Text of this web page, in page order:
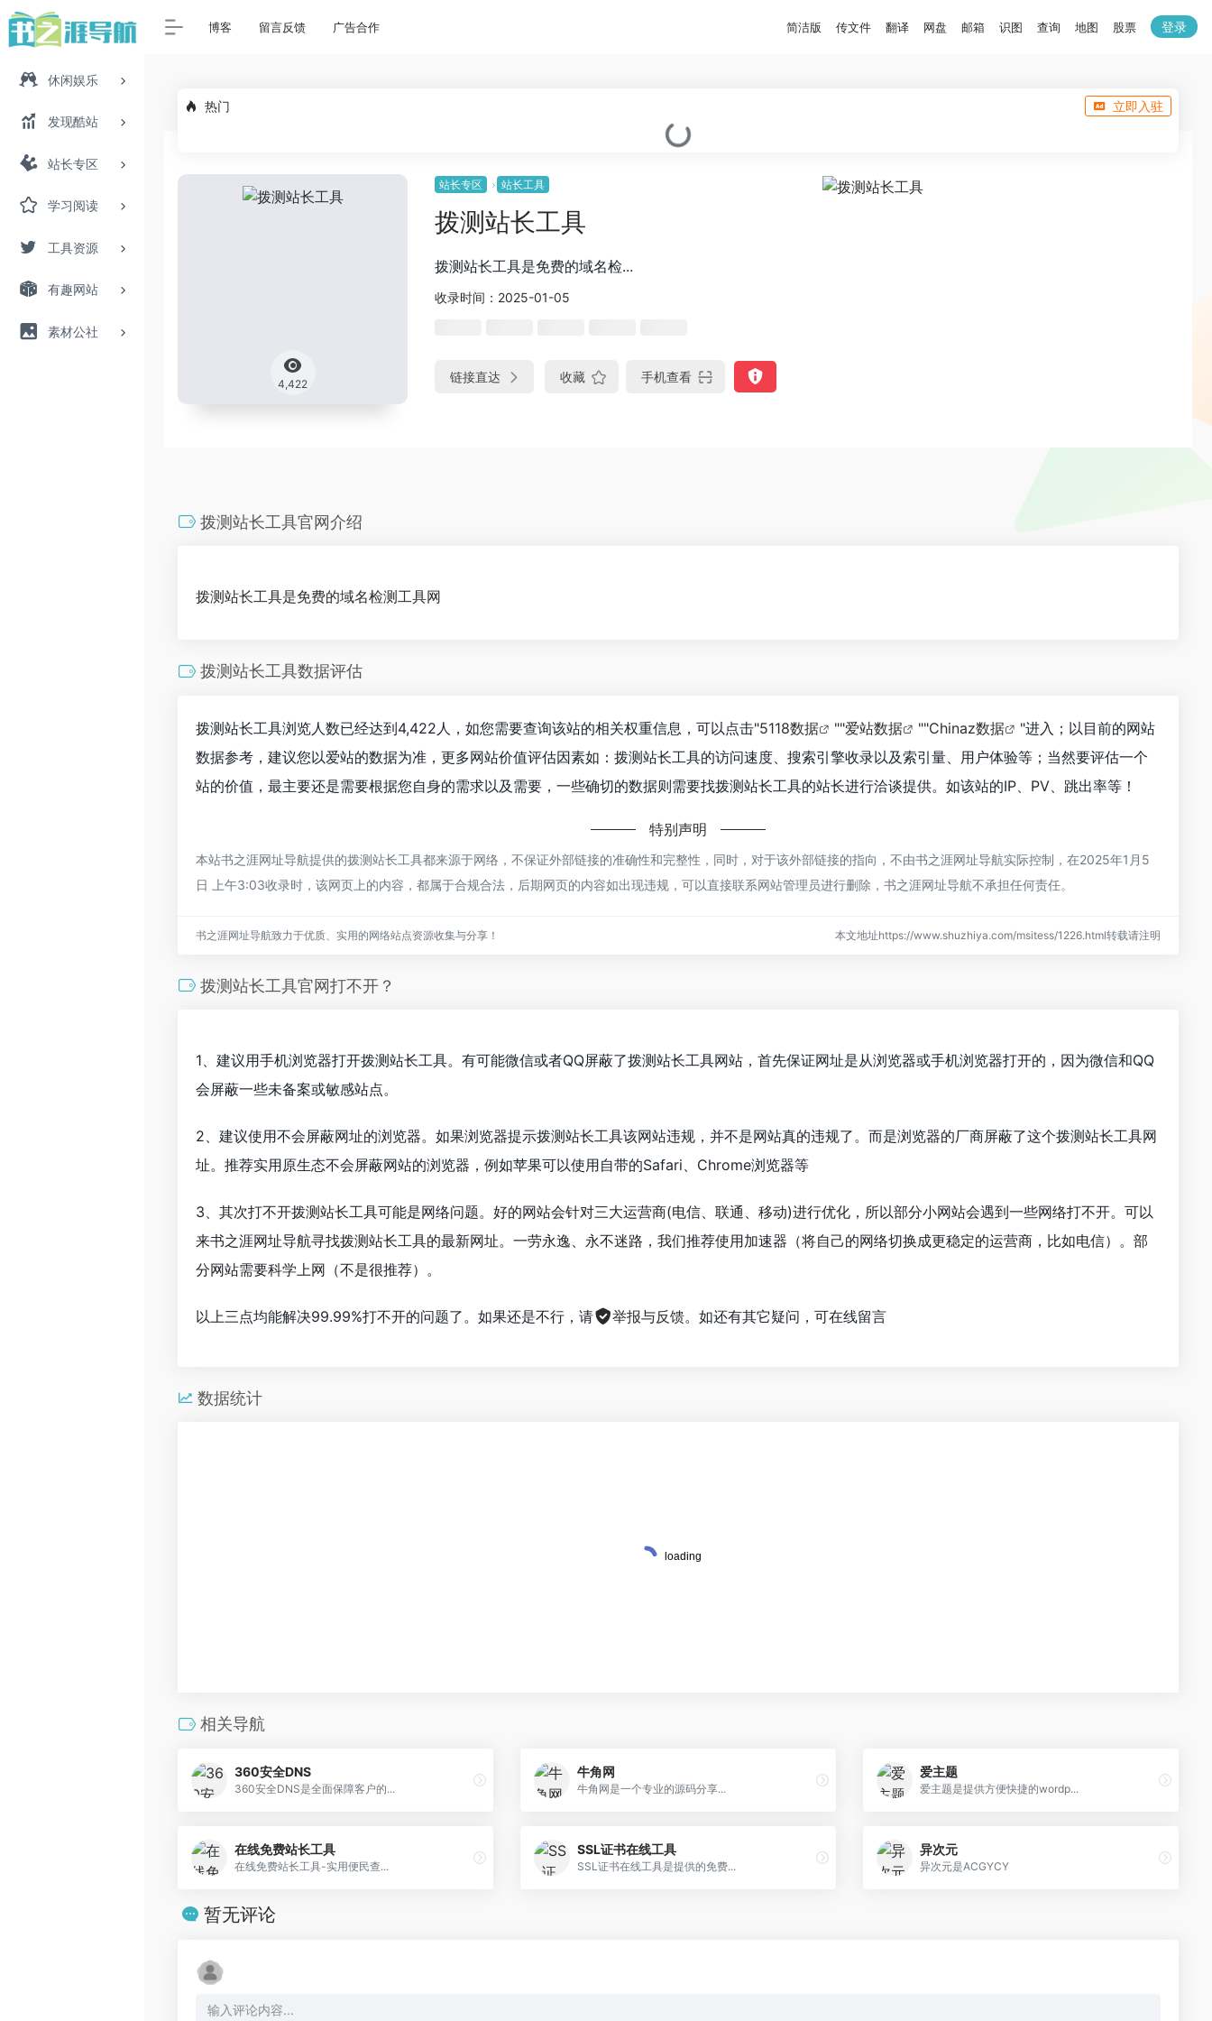
休闲娱乐
发现酷站
站长专区
学习阅读
工具资源
有趣网站
素材公社
博客 留言反馈 广告合作 简洁版 传文件 翻译 网盘 邮箱 识图 查询 地图 股票 登录
热门 立即入驻
4,422
站长专区 站长工具
拨测站长工具
拨测站长工具是免费的域名检...
收录时间：2025-01-05
链接直达 收藏 手机查看
拨测站长工具官网介绍
拨测站长工具是免费的域名检测工具网
拨测站长工具数据评估
拨测站长工具浏览人数已经达到4,422人，如您需要查询该站的相关权重信息，可以点击"5118数据 ""爱站数据 ""Chinaz数据
"进入；以目前的网站
数据参考，建议您以爱站的数据为准，更多网站价值评估因素如：拨测站长工具的访问速度、搜索引擎收录以及索引量、用户体验等；当然要评估一个
站的价值，最主要还是需要根据您自身的需求以及需要，一些确切的数据则需要找拨测站长工具的站长进行洽谈提供。如该站的IP、PV、跳出率等！
特别声明
本站书之涯网址导航提供的拨测站长工具都来源于网络，不保证外部链接的准确性和完整性，同时，对于该外部链接的指向，不由书之涯网址导航实际控制，在2025年1月5
日 上午3:03收录时，该网页上的内容，都属于合规合法，后期网页的内容如出现违规，可以直接联系网站管理员进行删除，书之涯网址导航不承担任何责任。
书之涯网址导航致力于优质、实用的网络站点资源收集与分享！ 本文地址https://www.shuzhiya.com/msitess/1226.html转载请注明
拨测站长工具官网打不开？
1、建议用手机浏览器打开拨测站长工具。有可能微信或者QQ屏蔽了拨测站长工具网站，首先保证网址是从浏览器或手机浏览器打开的，因为微信和QQ
会屏蔽一些未备案或敏感站点。
2、建议使用不会屏蔽网址的浏览器。如果浏览器提示拨测站长工具该网站违规，并不是网站真的违规了。而是浏览器的厂商屏蔽了这个拨测站长工具网
址。推荐实用原生态不会屏蔽网站的浏览器，例如苹果可以使用自带的Safari、Chrome浏览器等
3、其次打不开拨测站长工具可能是网络问题。好的网站会针对三大运营商(电信、联通、移动)进行优化，所以部分小网站会遇到一些网络打不开。可以
来书之涯网址导航寻找拨测站长工具的最新网址。一劳永逸、永不迷路，我们推荐使用加速器（将自己的网络切换成更稳定的运营商，比如电信）。部
分网站需要科学上网（不是很推荐）。
以上三点均能解决99.99%打不开的问题了。如果还是不行，请 举报与反馈。如还有其它疑问，可在线留言
数据统计
相关导航
360安全DNS
360安全DNS是全面保障客户的...
牛角网
牛角网是一个专业的源码分享...
爱主题
爱主题是提供方便快捷的wordp...
在线免费站长工具
在线免费站长工具-实用便民查...
SSL证书在线工具
SSL证书在线工具是提供的免费...
异次元
异次元是ACGYCY
暂无评论